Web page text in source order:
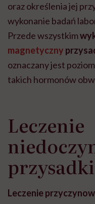
oraz określenia jej
wykonanie badań
Przede wszystkim
magnetyczny
oznaczany jest
takich hormonów
Leczenie
przysadki
Leczenie